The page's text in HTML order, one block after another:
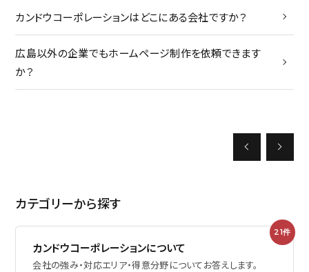
カンドウコーポレーションはどこにある会社ですか？
広島以外の企業でもホームページ制作を依頼できます
か？
「
の
カテゴリーから探す
カンドウコーポレーションについて
会社の強み・対応エリア・得意分野についてお答えします。
21件
採用に関するお問い合わせ